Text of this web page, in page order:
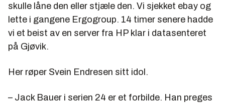
skulle låne den eller stjæle den. Vi sjekket ebay og
lette i gangene Ergogroup. 14 timer senere hadde
vi et beist av en server fra HP klar i datasenteret
på Gjøvik.
Her røper Svein Endresen sitt idol.
– Jack Bauer i serien 24 er et forbilde. Han preges